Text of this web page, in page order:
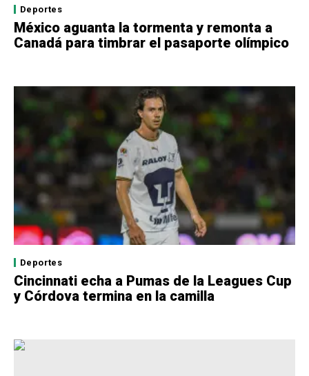
Deportes
México aguanta la tormenta y remonta a
Canadá para timbrar el pasaporte olímpico
Deportes
Cincinnati echa a Pumas de la Leagues Cup
y Córdova termina en la camilla